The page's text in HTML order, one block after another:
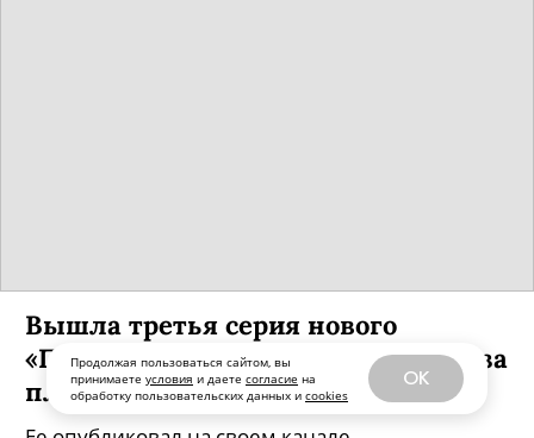
Продолжая пользоваться сайтом, вы
принимаете условия и даете согласие на
обработку пользовательских данных и cookies
OK
Вышла третья серия нового
«Простоквашино» о депрессии из-за
плохой погоды